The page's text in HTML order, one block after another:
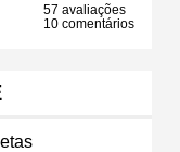
57 avaliações
10 comentários